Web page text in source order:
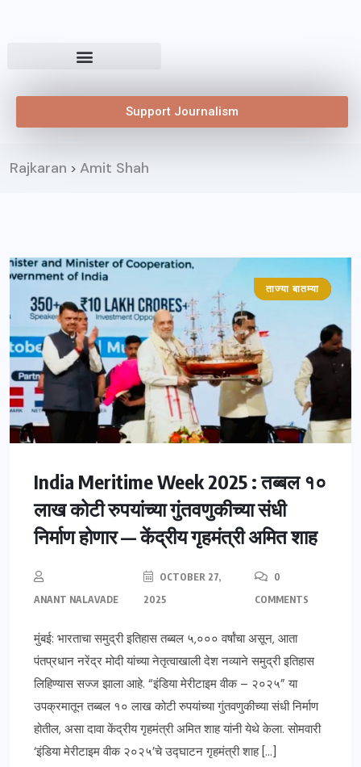
Support Journalism
Rajkaran > Amit Shah
महाराष्ट्र
ताज्या बातम्या
India Meritime Week 2025 : तब्बल १०
लाख कोटी रुपयांच्या गुंतवणुकीच्या संधी
निर्माण होणार — केंद्रीय गृहमंत्री अमित शाह
ANANT NALAVADE
OCTOBER 27,
2025
0
COMMENTS
मुंबई: भारताचा समुद्री इतिहास तब्बल ५,००० वर्षांचा असून, आता
पंतप्रधान नरेंद्र मोदी यांच्या नेतृत्वाखाली देश नव्याने समुद्री इतिहास
लिहिण्यास सज्ज झाला आहे. “इंडिया मेरीटाइम वीक – २०२५” या
उपक्रमातून तब्बल १० लाख कोटी रुपयांच्या गुंतवणुकीच्या संधी निर्माण
होतील, असा दावा केंद्रीय गृहमंत्री अमित शाह यांनी येथे केला. सोमवारी
‘इंडिया मेरीटाइम वीक २०२५’चे उद्घाटन गृहमंत्री शाह […]